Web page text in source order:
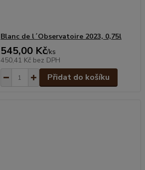
Blanc de l´Observatoire 2023, 0,75l
545,00 Kč/ks
450,41 Kč bez DPH
Přidat do košíku